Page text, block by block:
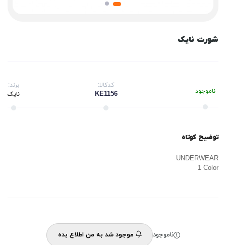
شورت نایک
ناموجود
کدکالا:
KE1156
برند:
نایک
توضیح کوتاه
UNDERWEAR
1 Color
ناموجود موجود شد به من اطلاع بده